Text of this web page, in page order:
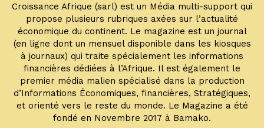
Croissance Afrique (sarl) est un Média multi-support qui
propose plusieurs rubriques axées sur l’actualité
économique du continent. Le magazine est un journal
(en ligne dont un mensuel disponible dans les kiosques
à journaux) qui traite spécialement les informations
financières dédiées à l’Afrique. Il est également le
premier média malien spécialisé dans la production
d’Informations Économiques, financières, Stratégiques,
et orienté vers le reste du monde. Le Magazine a été
fondé en Novembre 2017 à Bamako.